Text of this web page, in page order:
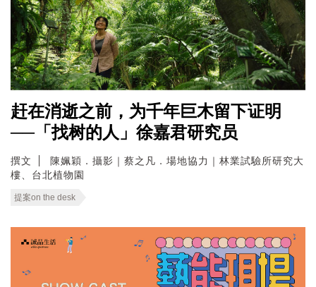
赶在消逝之前，为千年巨木留下证明
──「找树的人」徐嘉君研究员
撰文
陳姵穎．攝影｜蔡之凡．場地協力｜林業試驗所研究大
樓、台北植物園
提案on the desk